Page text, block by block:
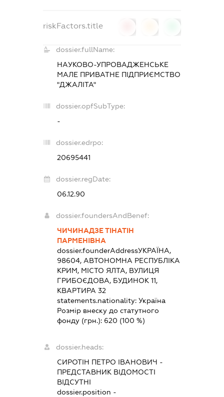
riskFactors.title
dossier.fullName:
НАУКОВО-УПРОВАДЖЕНСЬКЕ
МАЛЕ ПРИВАТНЕ ПІДПРИЄМСТВО
"ДЖАЛІТА"
dossier.opfSubType:
-
dossier.edrpo:
20695441
dossier.regDate:
06.12.90
dossier.foundersAndBenef:
ЧИЧИНАДЗЕ ТІНАТІН
ПАРМЕНІВНА
dossier.founderAddressУКРАЇНА,
98604, АВТОНОМНА РЕСПУБЛІКА
КРИМ, МІСТО ЯЛТА, ВУЛИЦЯ
ГРИБОЄДОВА, БУДИНОК 11,
КВАРТИРА 32
statements.nationality:Україна
Розмір внеску до статутного
фонду (грн.): 620 (100 %)
dossier.heads:
СИРОТІН ПЕТРО ІВАНОВИЧ -
ПРЕДСТАВНИК ВІДОМОСТІ
ВІДСУТНІ
dossier.position -